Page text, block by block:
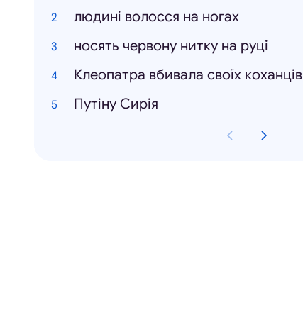
людині волосся на ногах
носять червону нитку на руці
Клеопатра вбивала своїх коханців
Путіну Сирія